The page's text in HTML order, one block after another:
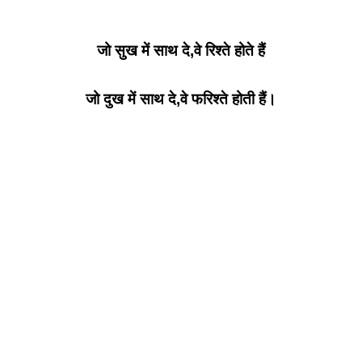
जो सुख में साथ दे,वे रिश्ते होते हैं
जो दुख में साथ दे,वे फरिश्ते होती हैं।